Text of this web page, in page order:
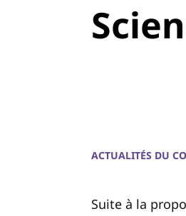
ACTUALITÉS DU
Suite à la